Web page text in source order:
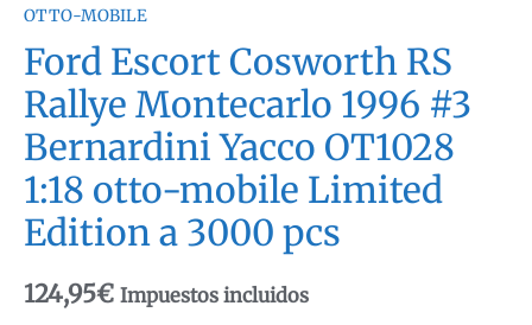
OTTO-MOBILE
Ford Escort Cosworth RS
Rallye Montecarlo 1996 #3
Bernardini Yacco OT1028
1:18 otto-mobile Limited
Edition a 3000 pcs
124,95€ Impuestos incluidos